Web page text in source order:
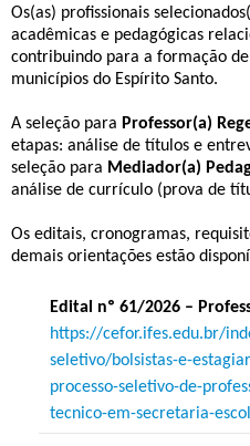
Os(as) profissionais
acadêmicas e pedagógicas
contribuindo para a formação
municípios do Espírito Santo.
A seleção para Professor(a)
etapas: análise de títulos e
seleção para Mediador(a)
análise de currículo (prova de
Os editais, cronogramas,
demais orientações estão
Edital nº 61/2026 –
https://cefor.ifes.edu.br/
seletivo/bolsistas-e-
processo-seletivo-de-
tecnico-em-secretaria-